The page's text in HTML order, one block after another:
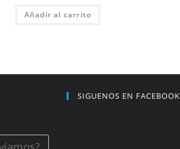
Añadir al carrito
SIGUENOS EN FACEBOOK